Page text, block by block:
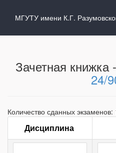
МГУТУ имени К.Г.
Зачетная книжка -
24/
Количество сданных
Дисциплина